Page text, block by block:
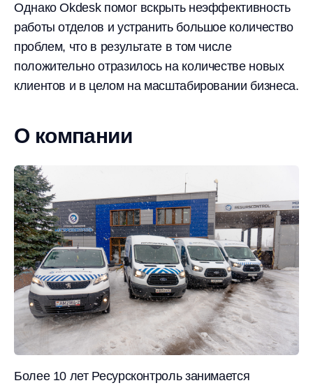
Однако Okdesk помог вскрыть неэффективность
работы отделов и устранить большое количество
проблем, что в результате в том числе
положительно отразилось на количестве новых
клиентов и в целом на масштабировании бизнеса.
О компании
Более 10 лет Ресурсконтроль занимается